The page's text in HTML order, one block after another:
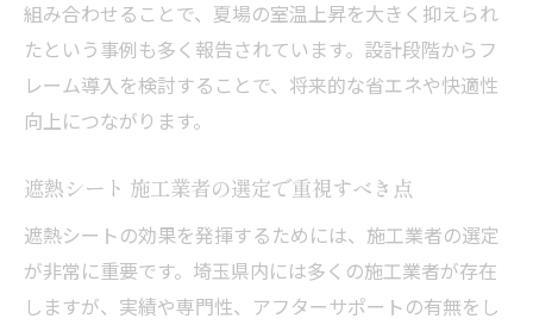
組み合わせることで、夏場の室温上昇を大きく抑えられ
たという事例も多く報告されています。設計段階からフ
レーム導入を検討することで、将来的な省エネや快適性
向上につながります。
遮熱シート 施工業者の選定で重視すべき点
遮熱シートの効果を発揮するためには、施工業者の選定
が非常に重要です。埼玉県内には多くの施工業者が存在
しますが、実績や専門性、アフターサポートの有無をし